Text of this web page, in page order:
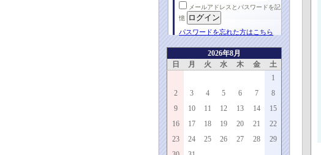
メールアドレスとパスワードを記
憶
パスワードを忘れた方はこちら
2026年8月
日
月 火 水 木 金
土
1
2
3 4 5 6 7
8
9
10 11 12 13 14
15
16
17 18 19 20 21
22
23
24 25 26 27 28
29